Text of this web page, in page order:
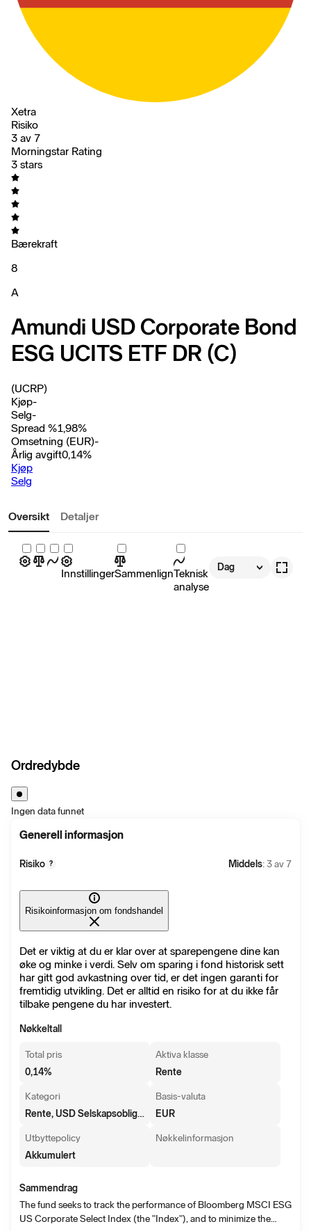
Xetra
Risiko
3 av 7
Morningstar Rating
3 stars
Bærekraft
8
A
Amundi USD Corporate Bond
ESG UCITS ETF DR (C)
(UCRP)
Kjøp-
Selg-
Spread %1,98%
Omsetning (EUR)-
Årlig avgift0,14%
Kjøp
Selg
Oversikt Detaljer
InnstillingerSammenlignTeknisk
analyse
Dag
Ordredybde
Ingen data funnet
Generell informasjon
Risiko ? Middels: 3 av 7
Risikoinformasjon om fondshandel
Det er viktig at du er klar over at sparepengene dine kan
øke og minke i verdi. Selv om sparing i fond historisk sett
har gitt god avkastning over tid, er det ingen garanti for
fremtidig utvikling. Det er alltid en risiko for at du ikke får
tilbake pengene du har investert.
Nøkkeltall
Total pris
0,14%
Aktiva klasse
Rente
Kategori
Rente, USD Selskapsobligasjoner
Basis-valuta
EUR
Utbyttepolicy
Akkumulert
Nøkkelinformasjon
Sammendrag
The fund seeks to track the performance of Bloomberg MSCI ESG
US Corporate Select Index (the "Index"), and to minimize the